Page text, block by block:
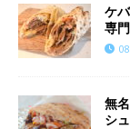
ケ
専
無
シ